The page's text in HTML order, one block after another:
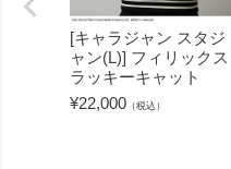
[キャラジャン スタジ
ャン(L)] フィリックス
ラッキーキャット
¥22,000 （税込）